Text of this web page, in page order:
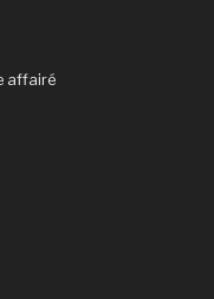
affairé